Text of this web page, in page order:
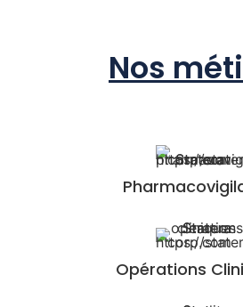
Nos
Opérations